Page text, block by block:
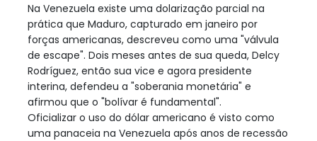
Na Venezuela existe uma dolarização parcial na
prática que Maduro, capturado em janeiro por
forças americanas, descreveu como uma "válvula
de escape". Dois meses antes de sua queda, Delcy
Rodríguez, então sua vice e agora presidente
interina, defendeu a "soberania monetária" e
afirmou que o "bolívar é fundamental".
Oficializar o uso do dólar americano é visto como
uma panaceia na Venezuela após anos de recessão